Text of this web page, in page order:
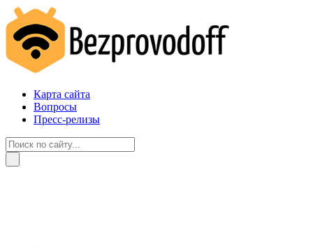
Карта сайта
Вопросы
Пресс-релизы